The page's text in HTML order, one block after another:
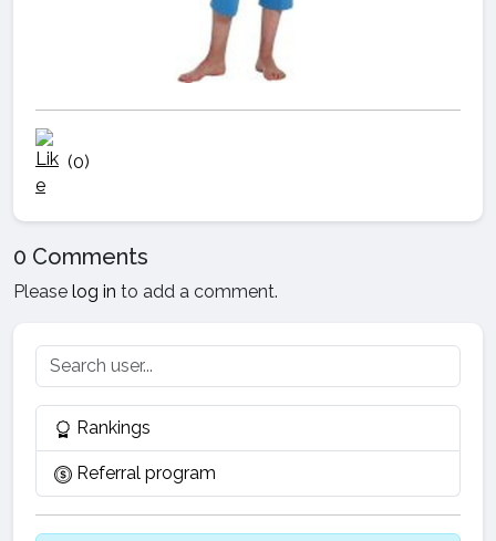
(0)
0 Comments
Please log in to add a comment.
Rankings
Referral program